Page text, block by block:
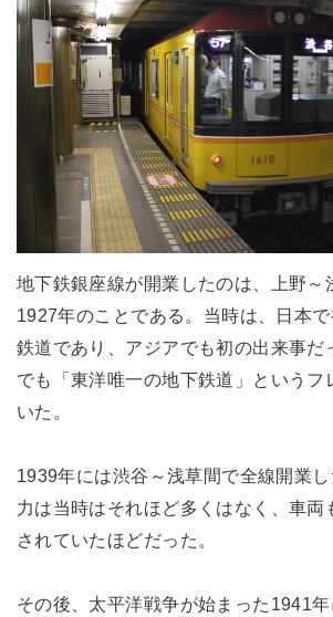
地下鉄銀座線が開業したのは、上野～
1927年のことである。当時は、日本
鉄道であり、アジアでも初の出来事だ
でも「東洋唯一の地下鉄道」というフ
いた。
1939年には渋谷～浅草間で全線開業
力は当時はそれほど多くはなく、車両
されていたほどだった。
その後、太平洋戦争が始まった1941